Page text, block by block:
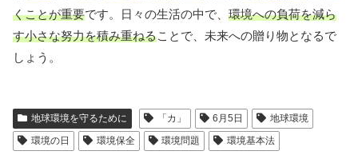
くことが重要です。日々の生活の中で、 環境への負荷を減ら
す小さな努力を積み重ねることで、未来への贈り物となるで
しょう。
地球環境を守るために 「カ」 6月5日
地球環境
環境の日
環境保全 環境問題 環境基本法